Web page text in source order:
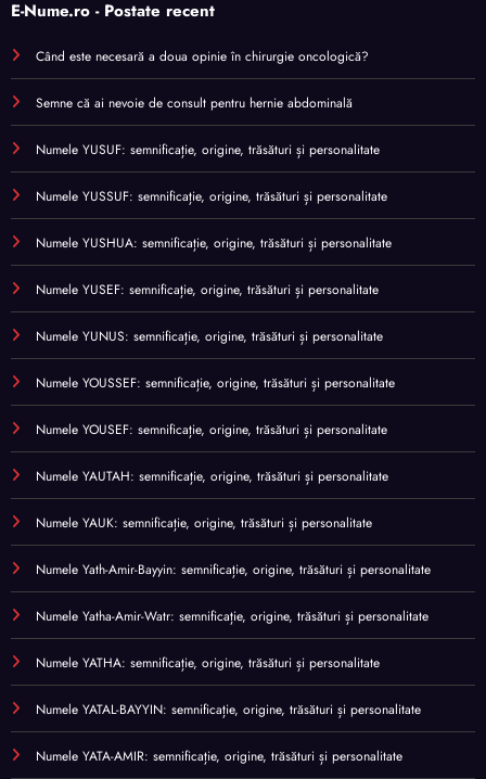
E-Nume.ro - Postate recent
Când este necesară a doua opinie în chirurgie oncologică?
Semne că ai nevoie de consult pentru hernie abdominală
Numele YUSUF: semnificație, origine, trăsături și personalitate
Numele YUSSUF: semnificație, origine, trăsături și personalitate
Numele YUSHUA: semnificație, origine, trăsături și personalitate
Numele YUSEF: semnificație, origine, trăsături și personalitate
Numele YUNUS: semnificație, origine, trăsături și personalitate
Numele YOUSSEF: semnificație, origine, trăsături și personalitate
Numele YOUSEF: semnificație, origine, trăsături și personalitate
Numele YAUTAH: semnificație, origine, trăsături și personalitate
Numele YAUK: semnificație, origine, trăsături și personalitate
Numele Yath-Amir-Bayyin: semnificație, origine, trăsături și personalitate
Numele Yatha-Amir-Watr: semnificație, origine, trăsături și personalitate
Numele YATHA: semnificație, origine, trăsături și personalitate
Numele YATAL-BAYYIN: semnificație, origine, trăsături și personalitate
Numele YATA-AMIR: semnificație, origine, trăsături și personalitate